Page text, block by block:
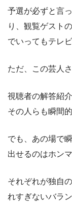
予選が必ずと言
り、観覧ゲスト
でいってもテレ
ただ、この芸人
視聴者の解答紹
その人らも瞬間
でも、あの場で
出せるのはホン
それぞれが独自
れすぎないバラン